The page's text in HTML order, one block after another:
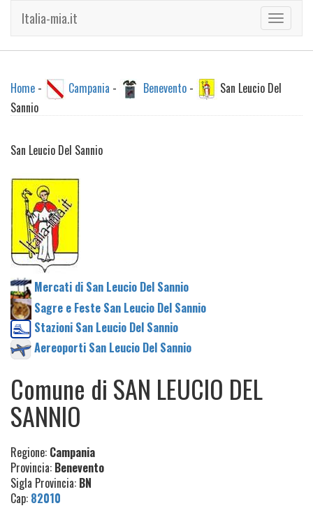
Toggle
Italia-mia.it
Home - Campania - Benevento -
San Leucio Del
Sannio
San Leucio Del Sannio
Mercati di San Leucio Del Sannio
Sagre e Feste San Leucio Del Sannio
Stazioni San Leucio Del Sannio
Aereoporti San Leucio Del Sannio
Comune di SAN LEUCIO DEL
SANNIO
Regione: Campania
Provincia: Benevento
Sigla Provincia: BN
Cap: 82010